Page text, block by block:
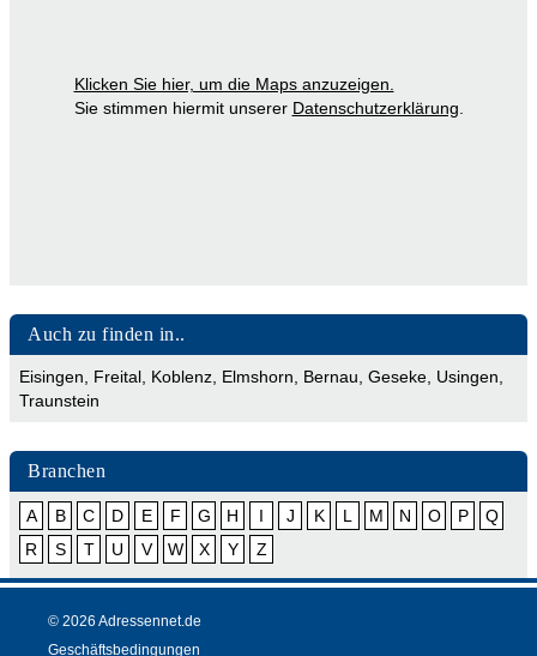
Klicken Sie hier, um die Maps anzuzeigen.
Sie stimmen hiermit unserer Datenschutzerklärung
Auch zu finden in..
Eisingen Freital Koblenz Elmshorn Bernau Geseke Usingen
Traunstein
Branchen
A B C D E F G H I J K L M N O P
Q
R
S T U V W X Y Z
© 2026 Adressennet.de
Geschäftsbedingungen